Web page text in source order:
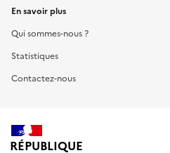
En savoir plus
Qui sommes-nous ?
Statistiques
Contactez-nous
RÉPUBLIQUE